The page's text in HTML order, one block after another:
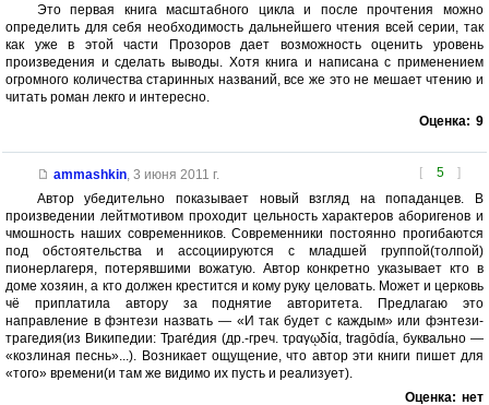
Это первая книга масштабного цикла и после прочтения можно
определить для себя необходимость дальнейшего чтения всей серии, так
как уже в этой части Прозоров дает возможность оценить уровень
произведения и сделать выводы. Хотя книга и написана с применением
огромного количества старинных названий, все же это не мешает чтению и
читать роман лекго и интересно.
Оценка: 9
[ 5 ]
ammashkin, 3 июня 2011 г.
Автор убедительно показывает новый взгляд на попаданцев. В
произведении лейтмотивом проходит цельность характеров аборигенов и
чмошность наших современников. Современники постоянно прогибаются
под обстоятельства и ассоциируются с младшей группой(толпой)
пионерлагеря, потерявшими вожатую. Автор конкретно указывает кто в
доме хозяин, а кто должен крестится и кому руку целовать. Может и церковь
чё приплатила автору за поднятие авторитета. Предлагаю это
направление в фэнтези назвать — «И так будет с каждым» или фэнтези-
трагедия(из Википедии: Траге́дия (др.-греч. τραγῳδία, tragōdía, буквально —
«козлиная песнь»...). Возникает ощущение, что автор эти книги пишет для
«того» времени(и там же видимо их пусть и реализует).
Оценка: нет